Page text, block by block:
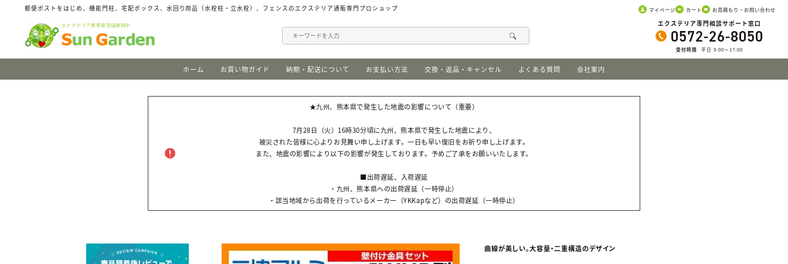
郵便ポストをはじめ、機能門柱、宅配ボックス、水回り用品（水栓柱・立水栓）、フェンスのエクステリア通販専門プロショップ マイページ カート お見積もり・お問い合わせ
エクステリア専門相談サポート窓口
0572-26-8050
受付時間 平日 9:00〜17:00
ホーム お買い物ガイド 納期・配送について お支払い方法 交換・返品・キャンセル よくある質問 会社案内
★九州、熊本県で発生した地震の影響について（重要）
7月28日（火）16時30分頃に九州、熊本県で発生した地震により、
被災された皆様に心よりお見舞い申し上げます。一日も早い復旧をお祈り申し上げます。
また、地震の影響により以下の影響が発生しております。予めご了承をお願いいたします。
■出荷遅延、入荷遅延
・九州、熊本県への出荷遅延（一時停止）
・該当地域から出荷を行っているメーカー（YKKapなど）の出荷遅延（一時停止）
曲線が美しい。大容量・二重構造のデザイン